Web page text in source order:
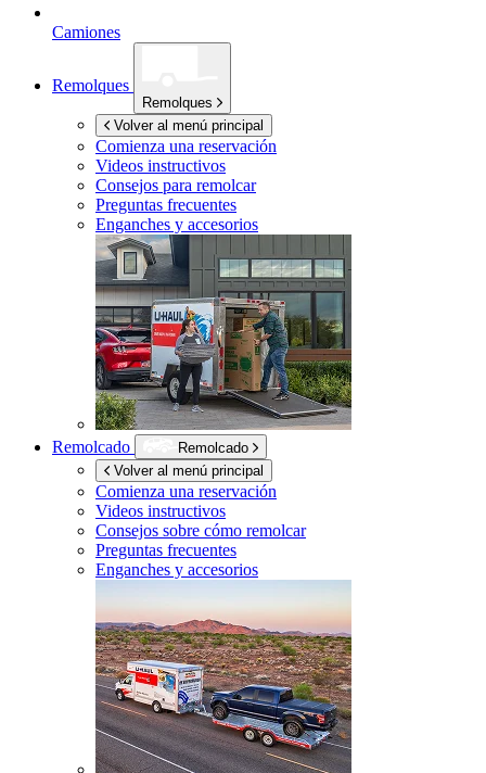
Camiones
Remolques
Remolques
Volver al menú principal
Comienza una reservación
Videos instructivos
Consejos para remolcar
Preguntas frecuentes
Enganches y accesorios
Remolcado
Remolcado
Volver al menú principal
Comienza una reservación
Videos instructivos
Consejos sobre cómo remolcar
Preguntas frecuentes
Enganches y accesorios